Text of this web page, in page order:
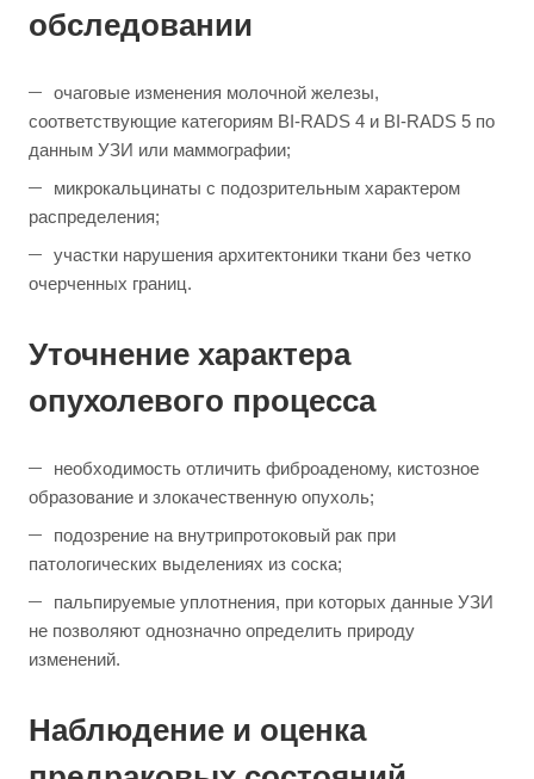
обследовании
очаговые изменения молочной железы,
соответствующие категориям BI-RADS 4 и BI-RADS 5 по
данным УЗИ или маммографии;
микрокальцинаты с подозрительным характером
распределения;
участки нарушения архитектоники ткани без четко
очерченных границ.
Уточнение характера
опухолевого процесса
необходимость отличить фиброаденому, кистозное
образование и злокачественную опухоль;
подозрение на внутрипротоковый рак при
патологических выделениях из соска;
пальпируемые уплотнения, при которых данные УЗИ
не позволяют однозначно определить природу
изменений.
Наблюдение и оценка